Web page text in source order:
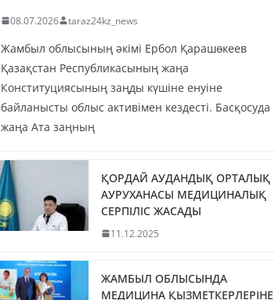
08.07.2026 taraz24kz_news
Жамбыл облысының әкімі Ербол Қарашөкеев
Қазақстан Республикасының жаңа
Конституциясының заңды күшіне енуіне
байланысты облыс активімен кездесті. Басқосуда
жаңа Ата заңның
ҚОРДАЙ АУДАНДЫҚ ОРТАЛЫҚ
АУРУХАНАСЫ МЕДИЦИНАЛЫҚ
СЕРПІЛІС ЖАСАДЫ
11.12.2025
ЖАМБЫЛ ОБЛЫСЫНДА
МЕДИЦИНА ҚЫЗМЕТКЕРЛЕРІНЕ